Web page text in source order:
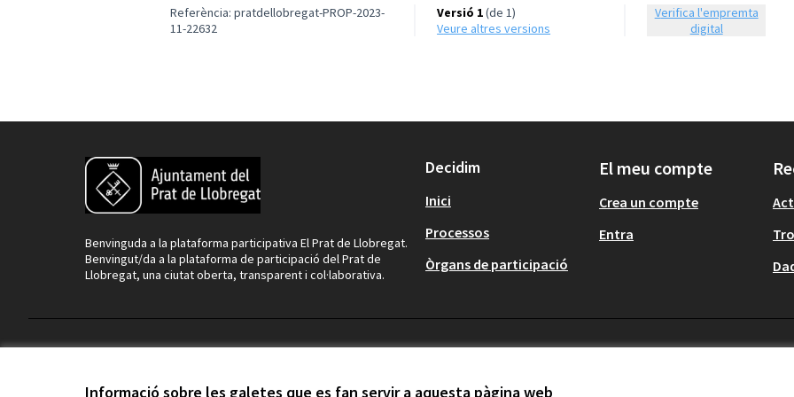
Informació sobre les galetes que es fan servir a aquesta pàgina web
Referència: pratdellobregat-PROP-2023-
11-22632
Versió 1(de 1)
veure altres versions
Verifica l'empremta
digital
Benvinguda a la plataforma participativa El Prat de Llobregat.
Benvingut/da a la plataforma de participació del Prat de
Llobregat, una ciutat oberta, transparent i col·laborativa.
Decidim
Inici
Processos
Òrgans de participació
El meu compte
Crea un compte
Entra